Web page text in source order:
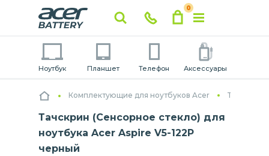
0
Ноутбук Планшет Телефон Аксессуары
Комплектующие для ноутбуков Acer
Тачскрин (Сенсорное стекло) для
ноутбука Acer Aspire V5-122P
черный